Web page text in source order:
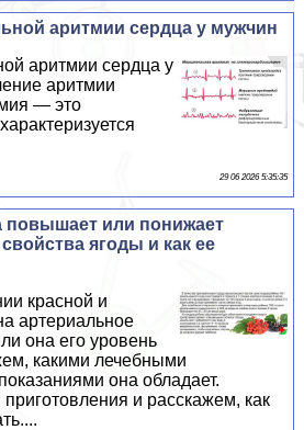
аритмии сердца у мужчин
аритмии сердца у
аритмии
— это
29 06 2026 5:35:35
повышает или понижает
ягоды и как ее
красной и
артериальное
она его уровень
какими лечебными
она обладает.
и расскажем, как